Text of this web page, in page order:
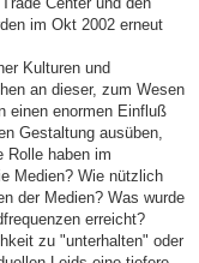
im Okt 2002 erneut
Kulturen und
an dieser, zum Wesen
einen enormen Einfluß
Gestaltung ausüben,
Rolle haben im
Medien? Wie nützlich
der Medien? Was wurde
erreicht?
zu "unterhalten" oder